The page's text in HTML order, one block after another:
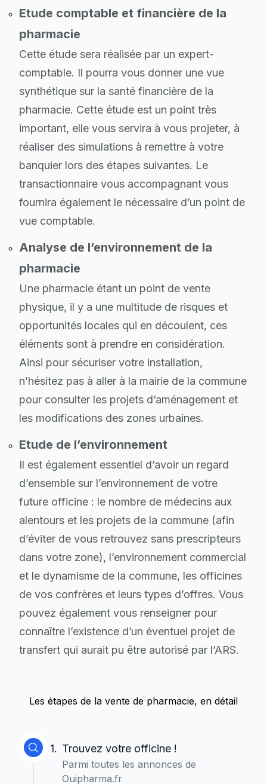
Etude comptable et financière de la
pharmacie
Cette étude sera réalisée par un expert-
comptable. Il pourra vous donner une vue
synthétique sur la santé financière de la
pharmacie. Cette étude est un point très
important, elle vous servira à vous projeter, à
réaliser des simulations à remettre à votre
banquier lors des étapes suivantes. Le
transactionnaire vous accompagnant vous
fournira également le nécessaire d’un point de
vue comptable.
Analyse de l’environnement de la
pharmacie
Une pharmacie étant un point de vente
physique, il y a une multitude de risques et
opportunités locales qui en découlent, ces
éléments sont à prendre en considération.
Ainsi pour sécuriser votre installation,
n’hésitez pas à aller à la mairie de la commune
pour consulter les projets d’aménagement et
les modifications des zones urbaines.
Etude de l’environnement
Il est également essentiel d’avoir un regard
d’ensemble sur l’environnement de votre
future officine : le nombre de médecins aux
alentours et les projets de la commune (afin
d’éviter de vous retrouvez sans prescripteurs
dans votre zone), l’environnement commercial
et le dynamisme de la commune, les officines
de vos confrères et leurs types d’offres. Vous
pouvez également vous renseigner pour
connaître l’existence d’un éventuel projet de
transfert qui aurait pu être autorisé par l’ARS.
Les étapes de la vente de pharmacie, en détail
1. Trouvez votre officine !
Parmi toutes les annonces de
Ouipharma.fr